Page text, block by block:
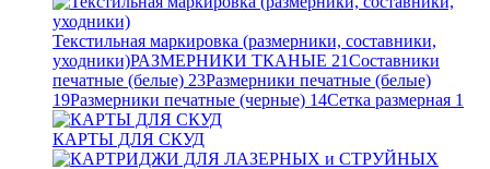
Текстильная маркировка (размерники, составники,
уходники)РАЗМЕРНИКИ ТКАНЫЕ 21Составники
печатные (белые) 23Размерники печатные (белые)
19Размерники печатные (черные) 14Сетка размерная 1
КАРТЫ ДЛЯ СКУД